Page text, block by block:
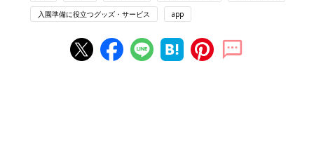
入園準備に役立つグッズ・サービス app